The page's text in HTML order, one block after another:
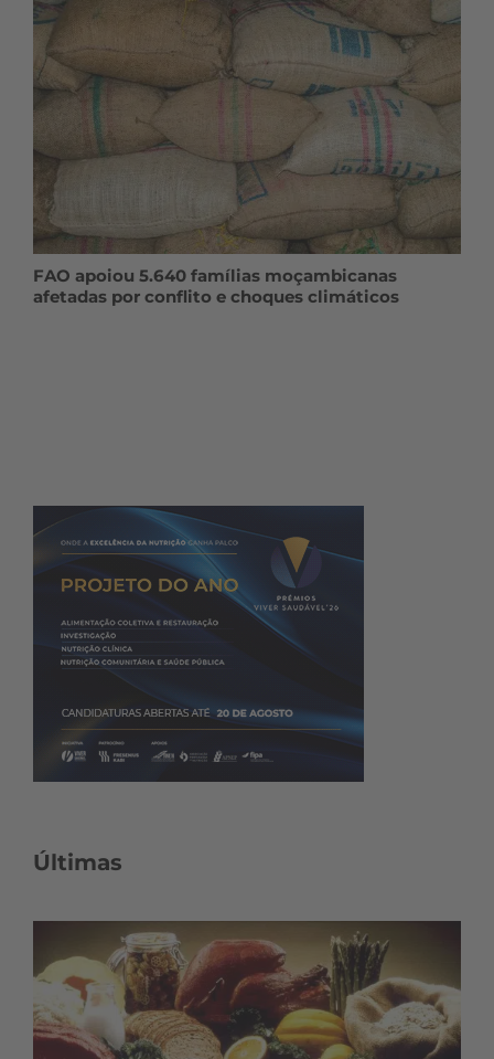
FAO apoiou 5.640 famílias moçambicanas
afetadas por conflito e choques climáticos
Últimas